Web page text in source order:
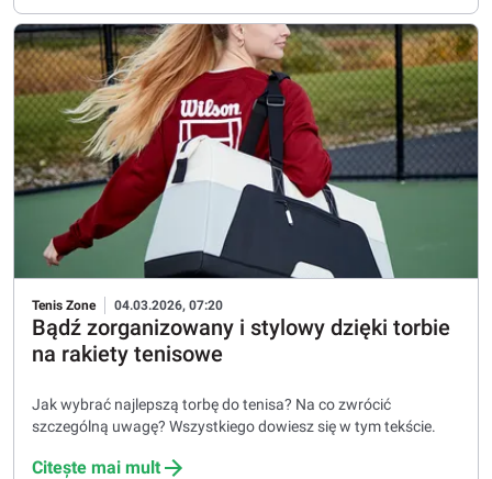
Tenis Zone 04.03.2026, 07:20
Bądź zorganizowany i stylowy dzięki torbie
na rakiety tenisowe
Jak wybrać najlepszą torbę do tenisa? Na co zwrócić
szczególną uwagę? Wszystkiego dowiesz się w tym tekście.
Citește mai mult